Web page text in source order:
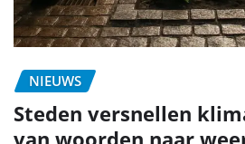
NIEUWS
Steden versnellen